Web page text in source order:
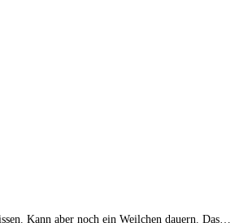
Kann aber noch ein Weilchen dauern. Das…